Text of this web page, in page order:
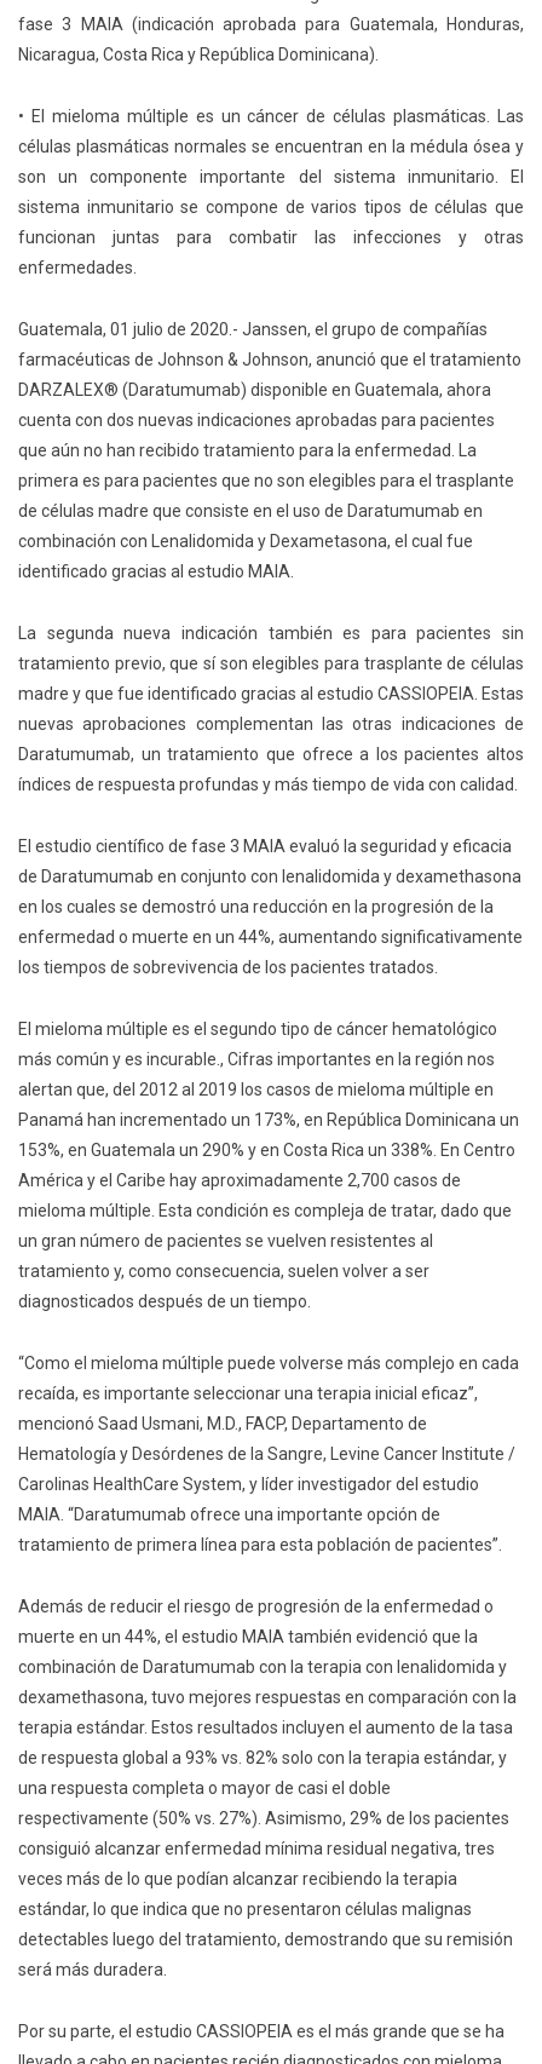
fase 3 MAIA (indicación aprobada para Guatemala, Honduras,
Nicaragua, Costa Rica y República Dominicana).
• El mieloma múltiple es un cáncer de células plasmáticas. Las
células plasmáticas normales se encuentran en la médula ósea y
son un componente importante del sistema inmunitario. El
sistema inmunitario se compone de varios tipos de células que
funcionan juntas para combatir las infecciones y otras
enfermedades.
Guatemala, 01 julio de 2020.- Janssen, el grupo de compañías
farmacéuticas de Johnson & Johnson, anunció que el tratamiento
DARZALEX®️ (Daratumumab) disponible en Guatemala, ahora
cuenta con dos nuevas indicaciones aprobadas para pacientes
que aún no han recibido tratamiento para la enfermedad. La
primera es para pacientes que no son elegibles para el trasplante
de células madre que consiste en el uso de Daratumumab en
combinación con Lenalidomida y Dexametasona, el cual fue
identificado gracias al estudio MAIA.
La segunda nueva indicación también es para pacientes sin
tratamiento previo, que sí son elegibles para trasplante de células
madre y que fue identificado gracias al estudio CASSIOPEIA. Estas
nuevas aprobaciones complementan las otras indicaciones de
Daratumumab, un tratamiento que ofrece a los pacientes altos
índices de respuesta profundas y más tiempo de vida con calidad.
El estudio científico de fase 3 MAIA evaluó la seguridad y eficacia
de Daratumumab en conjunto con lenalidomida y dexamethasona
en los cuales se demostró una reducción en la progresión de la
enfermedad o muerte en un 44%, aumentando significativamente
los tiempos de sobrevivencia de los pacientes tratados.
El mieloma múltiple es el segundo tipo de cáncer hematológico
más común y es incurable., Cifras importantes en la región nos
alertan que, del 2012 al 2019 los casos de mieloma múltiple en
Panamá han incrementado un 173%, en República Dominicana un
153%, en Guatemala un 290% y en Costa Rica un 338%. En Centro
América y el Caribe hay aproximadamente 2,700 casos de
mieloma múltiple. Esta condición es compleja de tratar, dado que
un gran número de pacientes se vuelven resistentes al
tratamiento y, como consecuencia, suelen volver a ser
diagnosticados después de un tiempo.
“Como el mieloma múltiple puede volverse más complejo en cada
recaída, es importante seleccionar una terapia inicial eficaz”,
mencionó Saad Usmani, M.D., FACP, Departamento de
Hematología y Desórdenes de la Sangre, Levine Cancer Institute /
Carolinas HealthCare System, y líder investigador del estudio
MAIA. “Daratumumab ofrece una importante opción de
tratamiento de primera línea para esta población de pacientes”.
Además de reducir el riesgo de progresión de la enfermedad o
muerte en un 44%, el estudio MAIA también evidenció que la
combinación de Daratumumab con la terapia con lenalidomida y
dexamethasona, tuvo mejores respuestas en comparación con la
terapia estándar. Estos resultados incluyen el aumento de la tasa
de respuesta global a 93% vs. 82% solo con la terapia estándar, y
una respuesta completa o mayor de casi el doble
respectivamente (50% vs. 27%). Asimismo, 29% de los pacientes
consiguió alcanzar enfermedad mínima residual negativa, tres
veces más de lo que podían alcanzar recibiendo la terapia
estándar, lo que indica que no presentaron células malignas
detectables luego del tratamiento, demostrando que su remisión
será más duradera.
Por su parte, el estudio CASSIOPEIA es el más grande que se ha